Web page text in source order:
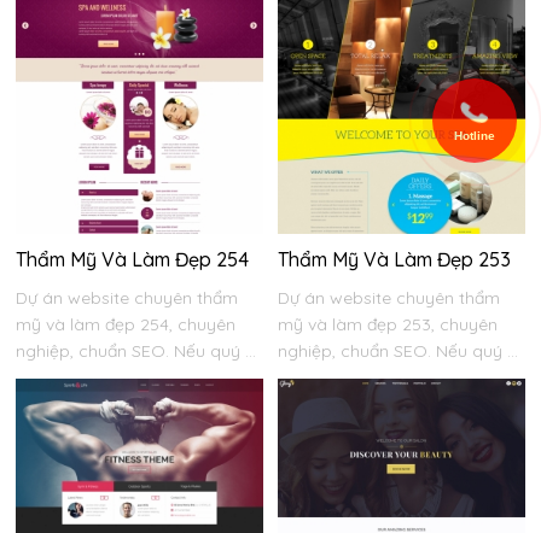
Thẩm Mỹ Và Làm Đẹp 254
Dự án website chuyên thẩm
mỹ và làm đẹp 254, chuyên
nghiệp, chuẩn SEO. Nếu quý ...
Thẩm Mỹ Và Làm Đẹp 253
Dự án website chuyên thẩm
mỹ và làm đẹp 253, chuyên
nghiệp, chuẩn SEO. Nếu quý ...
Hotline